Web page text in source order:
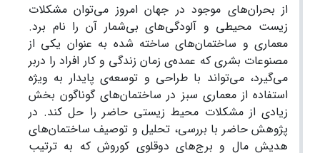
از بحران‌های موجود در جهان امروز می‌توان مشکلات
زیست محیطی و آلودگی‌های بی‌شمار آن را نام برد.
معماری و ساختمان‌های ساخته شده به عنوان یکی از
مصنوعات بشری که عمده‌ی زمان زندگی و کار افراد را دربر
می‌گیرد، می‌تواند با طراحی و توسعه‌ی پایدار به ویژه
استفاده از معماری سبز در ساختمان‌های گوناگون بخش
زیادی از مشکلات محیط زیستی حاضر را حل کند. در
پژوهش حاضر با بررسی، تحلیل و توصیف ساختمان‌های
هدیش مال و برج‌های دوقلوی کوروش که به ترتیب